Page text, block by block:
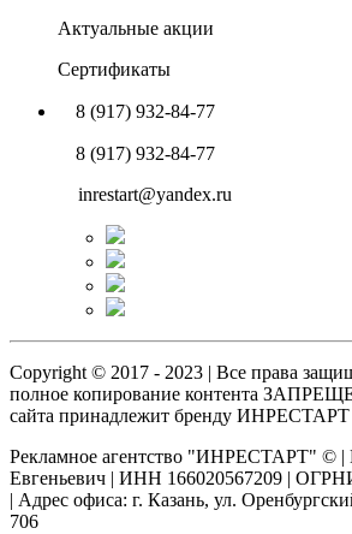
Актуальные акции
Сертификаты
8 (917) 932-84-77
8 (917) 932-84-77
inrestart@yandex.ru
Copyright © 2017 - 2023 | Все права
полное копирование контента
сайта принадлежит бренду ИНРЕСТАРТ
Рекламное агентство "ИНРЕСТАРТ" ©
Евгеньевич | ИНН 166020567209 |
| Адрес офиса: г. Казань, ул.
706